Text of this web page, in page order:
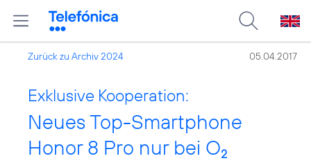
Zurück zu Archiv 2024 05.04.2017
Exklusive Kooperation:
Neues Top-Smartphone
Honor 8 Pro nur bei O2